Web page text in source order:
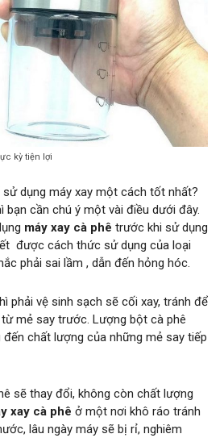
kỳ tiện lợi
dụng máy xay một cách tốt nhất?
bạn cần chú ý một vài điều dưới đây.
máy xay cà phê trước khi sử dụng
được cách thức sử dụng của loại
phải sai lầm , dẫn đến hỏng hóc.
phải vệ sinh sạch sẽ cối xay, tránh để
mẻ say trước. Lượng bột cà phê
chất lượng của những mẻ say tiếp
sẽ thay đổi, không còn chất lượng
xay cà phê ở một nơi khô ráo tránh
lâu ngày máy sẽ bị rỉ, nghiêm